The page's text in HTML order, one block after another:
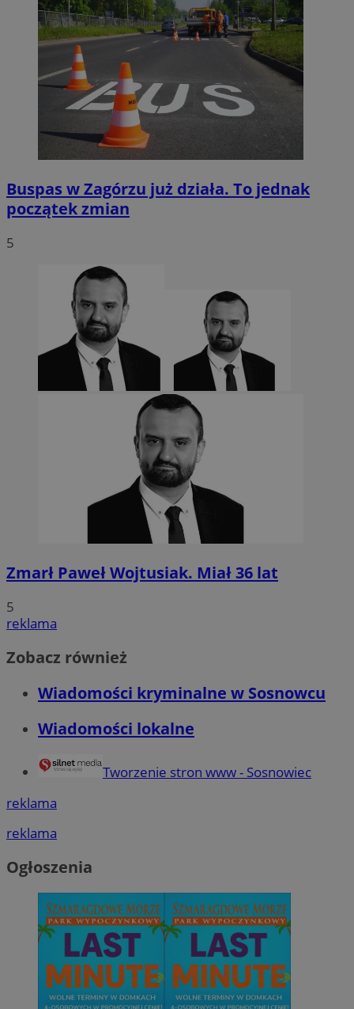
Buspas w Zagórzu już działa. To jednak
początek zmian
5
Zmarł Paweł Wojtusiak. Miał 36 lat
5
reklama
Zobacz również
Wiadomości kryminalne w Sosnowcu
Wiadomości lokalne
Tworzenie stron www - Sosnowiec
reklama
reklama
Ogłoszenia